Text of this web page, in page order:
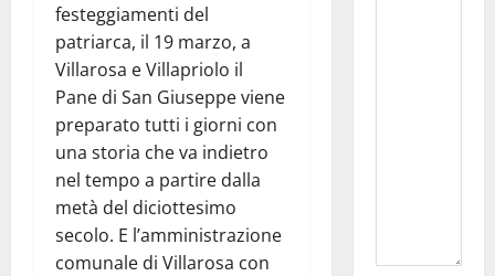
festeggiamenti del
patriarca, il 19 marzo, a
Villarosa e Villapriolo il
Pane di San Giuseppe viene
preparato tutti i giorni con
una storia che va indietro
nel tempo a partire dalla
metà del diciottesimo
secolo. E l’amministrazione
comunale di Villarosa con